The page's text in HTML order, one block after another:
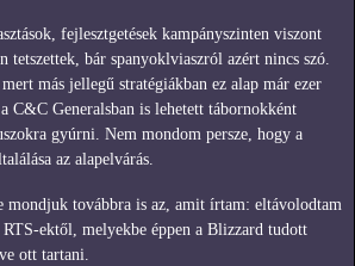
fejlesztgetések kampányszinten viszont
tetszettek, bár spanyoklviaszról azért nincs szó.
más jellegű stratégiákban ez alap már ezer
C&C Generalsban is lehetett tábornokként
gyúrni. Nem mondom persze, hogy a
az alapelvárás.
mondjuk továbbra is az, amit írtam: eltávolodtam
RTS-ektől, melyekbe éppen a Blizzard tudott
ott tartani.